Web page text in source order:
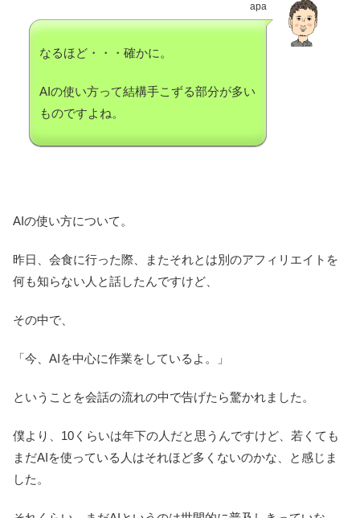
apa
なるほど・・・確かに。
AIの使い方って結構手こずる部分が多い
ものですよね。
AIの使い方について。
昨日、会食に行った際、またそれとは別のアフィリエイトを
何も知らない人と話したんですけど、
その中で、
「今、AIを中心に作業をしているよ。」
ということを会話の流れの中で告げたら驚かれました。
僕より、10くらいは年下の人だと思うんですけど、若くても
まだAIを使っている人はそれほど多くないのかな、と感じま
した。